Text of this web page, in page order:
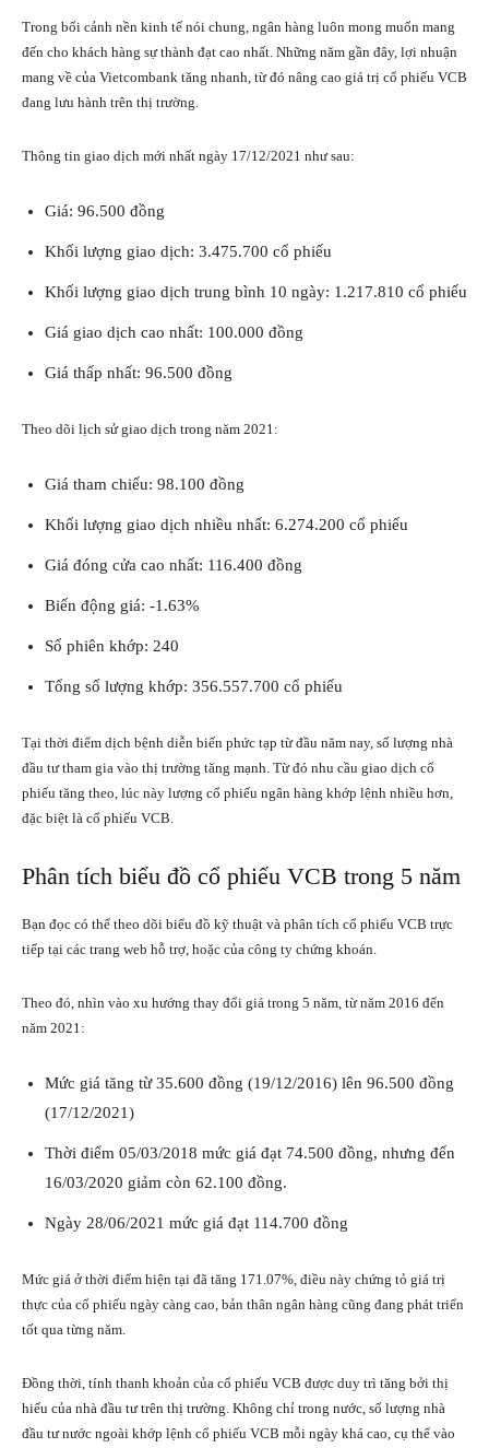
Trong bối cảnh nền kinh tế nói chung, ngân hàng luôn mong muốn mang
đến cho khách hàng sự thành đạt cao nhất. Những năm gần đây, lợi nhuận
mang về của Vietcombank tăng nhanh, từ đó nâng cao giá trị cổ phiếu VCB
đang lưu hành trên thị trường.
Thông tin giao dịch mới nhất ngày 17/12/2021 như sau:
Giá: 96.500 đồng
Khối lượng giao dịch: 3.475.700 cổ phiếu
Khối lượng giao dịch trung bình 10 ngày: 1.217.810 cổ phiếu
Giá giao dịch cao nhất: 100.000 đồng
Giá thấp nhất: 96.500 đồng
Theo dõi lịch sử giao dịch trong năm 2021:
Giá tham chiếu: 98.100 đồng
Khối lượng giao dịch nhiều nhất: 6.274.200 cổ phiếu
Giá đóng cửa cao nhất: 116.400 đồng
Biến động giá: -1.63%
Số phiên khớp: 240
Tổng số lượng khớp: 356.557.700 cổ phiếu
Tại thời điểm dịch bệnh diễn biến phức tạp từ đầu năm nay, số lượng nhà
đầu tư tham gia vào thị trường tăng mạnh. Từ đó nhu cầu giao dịch cổ
phiếu tăng theo, lúc này lượng cổ phiếu ngân hàng khớp lệnh nhiều hơn,
đặc biệt là cổ phiếu VCB.
Phân tích biểu đồ cổ phiếu VCB trong 5 năm
Bạn đọc có thể theo dõi biểu đồ kỹ thuật và phân tích cổ phiếu VCB trực
tiếp tại các trang web hỗ trợ, hoặc của công ty chứng khoán
Theo đó, nhìn vào xu hướng thay đổi giá trong 5 năm, từ năm 2016 đến
năm 2021:
Mức giá tăng từ 35.600 đồng (19/12/2016) lên 96.500 đồng
(17/12/2021)
Thời điểm 05/03/2018 mức giá đạt 74.500 đồng, nhưng đến
16/03/2020 giảm còn 62.100 đồng.
Ngày 28/06/2021 mức giá đạt 114.700 đồng
Mức giá ở thời điểm hiện tại đã tăng 171.07%, điều này chứng tỏ giá trị
thực của cổ phiếu ngày càng cao, bản thân ngân hàng cũng đang phát triển
tốt qua từng năm.
Đồng thời, tính thanh khoản của cổ phiếu VCB được duy trì tăng bởi thị
hiếu của nhà đầu tư trên thị trường. Không chỉ trong nước, số lượng nhà
đầu tư nước ngoài khớp lệnh cổ phiếu VCB mỗi ngày khá cao, cụ thể vào